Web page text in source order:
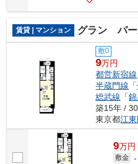
賃貸 | マンション グラン パ
敷0
9万円
都営新宿線
半蔵門線 「
総武線 「
築15年 /
東京都江
9万円
敷金 -